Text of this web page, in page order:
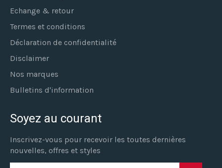
Echange & retour
Termes et conditions
Déclaration de confidentialité
Disclaimer
Nos marques
Bulletins d'information
Soyez au courant
Inscrivez-vous pour recevoir les toutes dernières
nouvelles, offres et styles